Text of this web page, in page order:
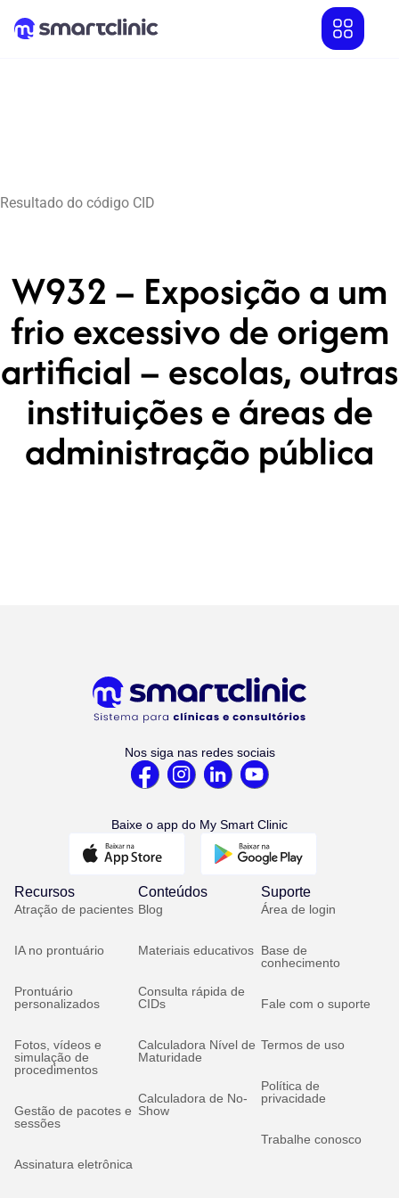
Resultado do código CID
W932 – Exposição a um
frio excessivo de origem
artificial – escolas, outras
instituições e áreas de
administração pública
Nos siga nas redes sociais
Baixe o app do My Smart Clinic
Recursos
Atração de pacientes
IA no prontuário
Prontuário
personalizados
Fotos, vídeos e
simulação de
procedimentos
Gestão de pacotes e
sessões
Assinatura eletrônica
Conteúdos
Blog
Materiais educativos
Consulta rápida de
CIDs
Calculadora Nível de
Maturidade
Calculadora de No-
Show
Suporte
Área de login
Base de
conhecimento
Fale com o suporte
Termos de uso
Política de
privacidade
Trabalhe conosco